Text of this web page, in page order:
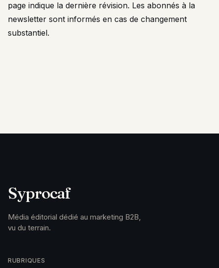
page indique la dernière révision. Les abonnés à la
newsletter sont informés en cas de changement
substantiel.
Syprocaf
Média éditorial dédié au marketing B2B,
vu du terrain.
RUBRIQUES